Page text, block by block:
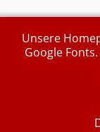
Unsere
Google